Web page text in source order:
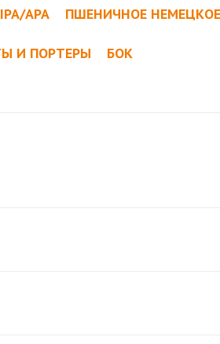
APA ПШЕНИЧНОЕ
И ПОРТЕРЫ БОК